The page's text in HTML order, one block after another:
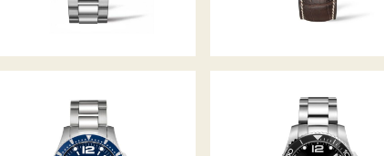
HYDROCONQUEST HYDROCONQUEST